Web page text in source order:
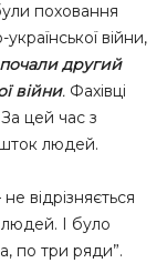
поховання
війни,
другий
війни. Фахівці
цей час з
людей.
відрізняється
І було
по три ряди”.